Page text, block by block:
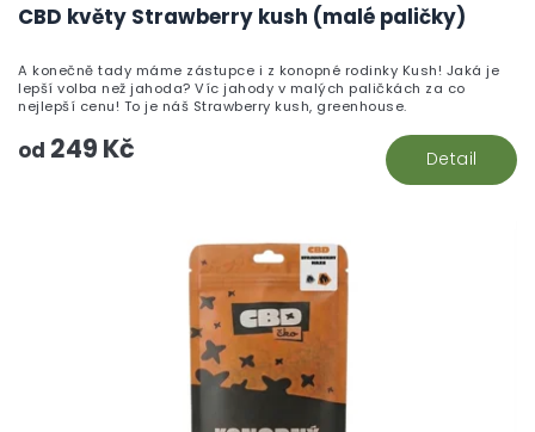
CBD květy Strawberry kush (malé paličky)
od 249 Kč Detail
A konečně tady máme zástupce i z konopné rodinky Kush! Jaká je
lepší volba než jahoda? Víc jahody v malých paličkách za co
nejlepší cenu! To je náš Strawberry kush, greenhouse.